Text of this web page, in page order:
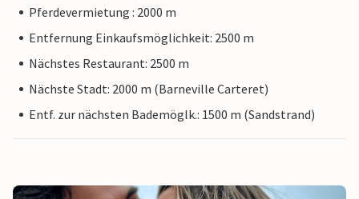
Pferdevermietung : 2000 m
Entfernung Einkaufsmöglichkeit: 2500 m
Nächstes Restaurant: 2500 m
Nächste Stadt: 2000 m (Barneville Carteret)
Entf. zur nächsten Bademöglk.: 1500 m (Sandstrand)